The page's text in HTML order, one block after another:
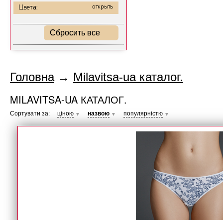
Цвета: открыть
Сбросить все
Головна→ Milavitsa-ua каталог.
MILAVITSA-UA КАТАЛОГ.
Сортувати за: ціною ▼ назвою ▼ популярністю ▼